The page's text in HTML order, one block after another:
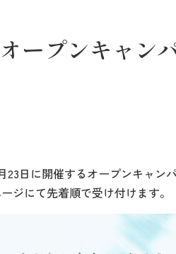
ープンキャン
23日に開催するオープンキャン
ジにて先着順で受け付けます。